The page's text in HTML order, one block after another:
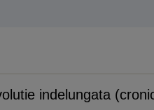
indelungata